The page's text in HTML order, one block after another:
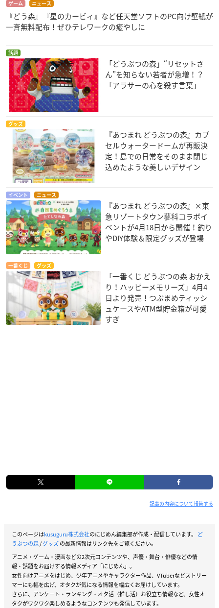
ゲーム ニュース
『どう森』『星のカービィ』など任天堂ソフトのPC向け壁紙が
一斉無料配布！ぜひテレワークの癒やしに
話題
「どうぶつの森」“リセットさ
ん”を知らない若者が急増！？
「アラサーの心を殺す言葉」
グッズ
『あつまれ どうぶつの森』カプ
セルウォータードームが再販決
定！島での日常をそのまま閉じ
込めたような美しいデザイン
イベント ニュース
『あつまれ どうぶつの森』×東
急リゾートタウン蓼科コラボイ
ベントが4月18日から開催！釣り
やDIY体験＆限定グッズが登場
一番くじ グッズ
「一番くじ どうぶつの森 おかえ
り！ハッピーメモリーズ」4月4
日より発売！つぶまめティッシ
ュケースやATM型貯金箱が可愛
すぎ
記事の内容について報告する
このページはkusuguru株式会社のにじめん編集部が作成・配信しています。 ど
うぶつの森/グッズの最新情報はリンク先をご覧ください。
アニメ・ゲーム・漫画などの2次元コンテンツや、声優・舞台・俳優などの情
報・話題をお届けする情報メディア「にじめん」。
女性向けアニメをはじめ、少年アニメやキャラクター作品、VTuberなどストリー
マーにも幅を広げ、オタクが気になる情報を幅広くお届けしています。
さらに、アンケート・ランキング・オタ活（推し活）お役立ち情報など、女性オ
タクがワクワク楽しめるようなコンテンツも発信しています。